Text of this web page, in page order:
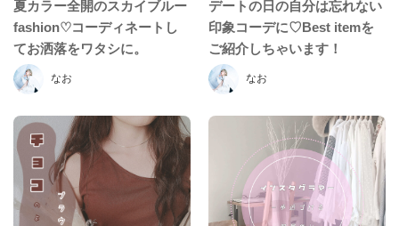
なお
夏カラー全開のスカイブルー
fashion♡コーディネートし
てお洒落をワタシに。
なお
デートの日の自分は忘れない
印象コーデに♡Best itemを
ご紹介しちゃいます！